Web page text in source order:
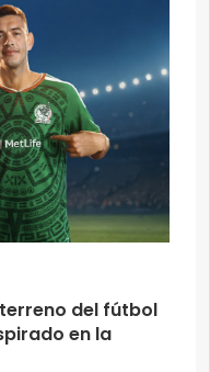
del fútbol
en la